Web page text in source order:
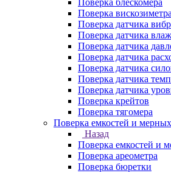
Поверка блескомера
Поверка вискозиметра
Поверка датчика
Поверка датчика
Поверка датчика
Поверка датчика
Поверка датчика
Поверка датчика
Поверка датчика
Поверка крейтов
Поверка тягомера
Поверка емкостей и
Назад
Поверка емкостей и
Поверка ареометра
Поверка бюретки